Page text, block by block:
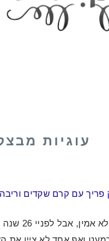
עוגיות
זה